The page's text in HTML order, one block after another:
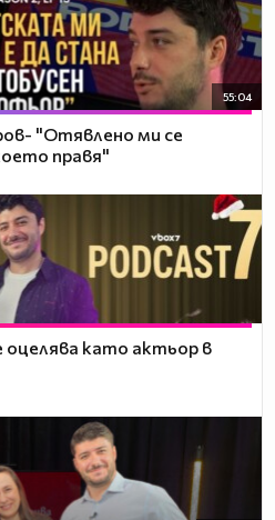
55:04
"Отявлено ми се
правя"
оцелява като актьор в